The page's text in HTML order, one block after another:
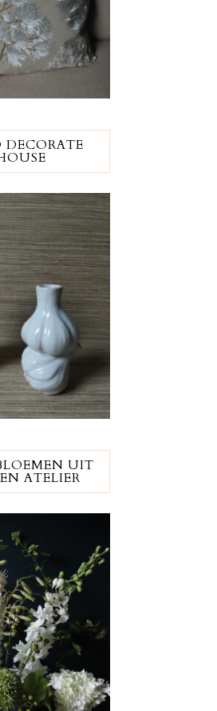
UIT
ATELIER